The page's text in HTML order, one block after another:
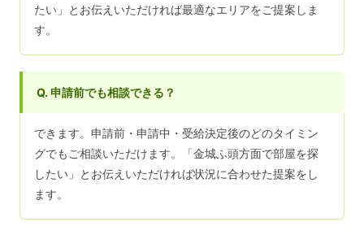
たい」とお伝えいただければ最適なエリアをご提案しま
す。
Q. 申請前でも相談できる？
できます。申請前・申請中・受給決定後のどのタイミン
グでもご相談いただけます。「金城ふ頭方面で部屋を探
したい」とお伝えいただければ状況に合わせた提案をし
ます。